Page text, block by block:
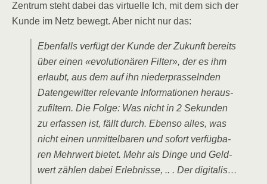
Zen­trum steht dabei das vir­tu­el­le Ich, mit dem sich der
Kun­de im Netz bewegt. Aber nicht nur das:
Eben­falls ver­fügt der Kun­de der Zukunft bereits
über einen «evo­lu­tio­nä­ren Fil­ter», der es ihm
erlaubt, aus dem auf ihn nie­der­pras­seln­den
Daten­ge­wit­ter rele­van­te Infor­ma­tio­nen her­aus­
zu­fil­tern. Die Fol­ge: Was nicht in 2 Sekun­den
zu erfas­sen ist, fällt durch. Eben­so alles, was
nicht einen unmit­tel­ba­ren und sofort ver­füg­ba­
ren Mehr­wert bie­tet. Mehr als Din­ge und Geld­
wert zäh­len dabei Erleb­nis­se, .. . Der digitalis…